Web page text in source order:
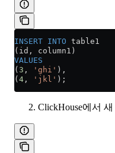
INSERT INTO table1
(id, column1)
VALUES
( 3 , 'ghi' ),
( 4 , 'jkl' );
ClickHouse에서